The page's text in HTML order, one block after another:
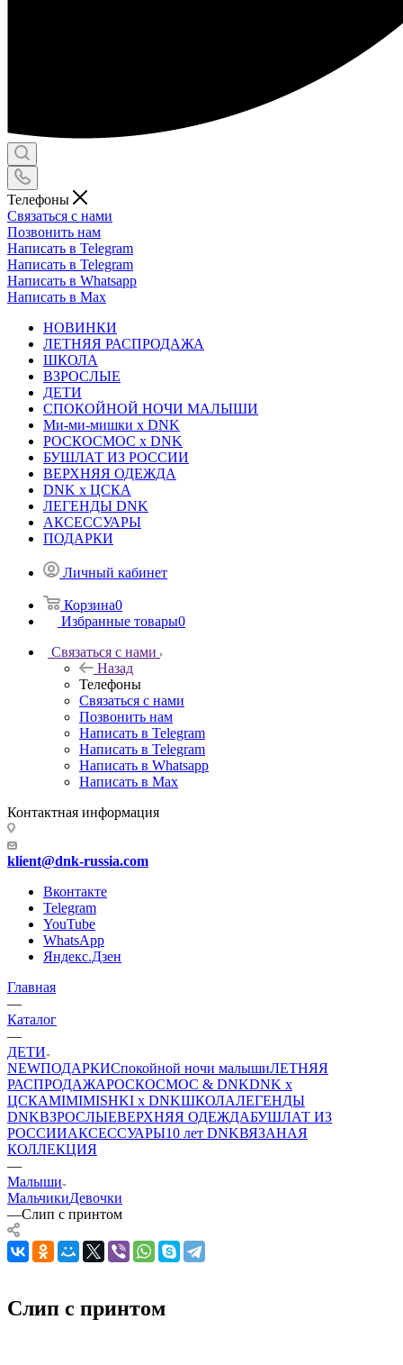
Телефоны
Связаться с нами
Позвонить нам
Написать в Telegram
Написать в Telegram
Написать в Whatsapp
Написать в Max
НОВИНКИ
ЛЕТНЯЯ РАСПРОДАЖА
ШКОЛА
ВЗРОСЛЫЕ
ДЕТИ
СПОКОЙНОЙ НОЧИ МАЛЫШИ
Ми-ми-мишки x DNK
РОСКОСМОС x DNK
БУШЛАТ ИЗ РОССИИ
ВЕРХНЯЯ ОДЕЖДА
DNK x ЦСКА
ЛЕГЕНДЫ DNK
АКСЕССУАРЫ
ПОДАРКИ
Личный кабинет
Корзина0
Избранные товары0
Связаться с нами
Назад
Телефоны
Связаться с нами
Позвонить нам
Написать в Telegram
Написать в Telegram
Написать в Whatsapp
Написать в Max
Контактная информация
klient@dnk-russia.com
Вконтакте
Telegram
YouTube
WhatsApp
Яндекс.Дзен
Главная
—
Каталог
—
ДЕТИ
NEWПОДАРКИСпокойной ночи малышиЛЕТНЯЯ
РАСПРОДАЖАРОСКОСМОС & DNKDNK x
ЦСКАMIMIMISHKI x DNKШКОЛАЛЕГЕНДЫ
DNKВЗРОСЛЫЕВЕРХНЯЯ ОДЕЖДАБУШЛАТ ИЗ
РОССИИАКСЕССУАРЫ10 лет DNKВЯЗАНАЯ
КОЛЛЕКЦИЯ
—
Малыши
МальчикиДевочки
—Слип с принтом
Слип с принтом